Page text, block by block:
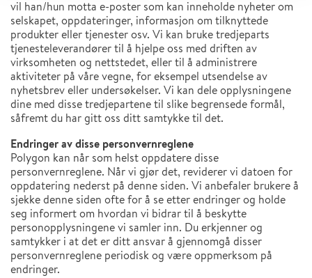
vil han/hun motta e-poster som kan inneholde nyheter om
selskapet, oppdateringer, informasjon om tilknyttede
produkter eller tjenester osv. Vi kan bruke tredjeparts
tjenesteleverandører til å hjelpe oss med driften av
virksomheten og nettstedet, eller til å administrere
aktiviteter på våre vegne, for eksempel utsendelse av
nyhetsbrev eller undersøkelser. Vi kan dele opplysningene
dine med disse tredjepartene til slike begrensede formål,
såfremt du har gitt oss ditt samtykke til det.
Endringer av disse personvernreglene
Polygon kan når som helst oppdatere disse
personvernreglene. Når vi gjør det, reviderer vi datoen for
oppdatering nederst på denne siden. Vi anbefaler brukere å
sjekke denne siden ofte for å se etter endringer og holde
seg informert om hvordan vi bidrar til å beskytte
personopplysningene vi samler inn. Du erkjenner og
samtykker i at det er ditt ansvar å gjennomgå disser
personvernreglene periodisk og være oppmerksom på
endringer.